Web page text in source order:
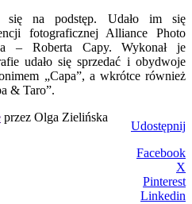
na podstęp. Udało im się
fotograficznej Alliance Photo
– Roberta Capy. Wykonał je
udało się sprzedać i obydwoje
„Capa”, a wkrótce również
& Taro”.
przez Olga Zielińska
Udostępnij
Facebook
X
Pinterest
Linkedin